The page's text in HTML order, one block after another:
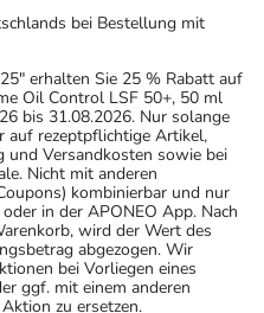
bei Bestellung mit
erhalten Sie 25 % Rabatt auf
Oil Control LSF 50+, 50 ml
bis 31.08.2026. Nur solange
auf rezeptpflichtige Artikel,
und Versandkosten sowie bei
Nicht mit anderen
kombinierbar und nur
in der APONEO App. Nach
wird der Wert des
abgezogen. Wir
bei Vorliegen eines
ggf. mit einem anderen
zu ersetzen.